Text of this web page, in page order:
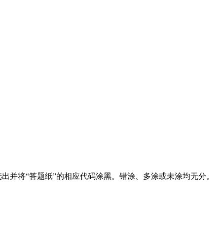
并将“答题纸”的相应代码涂黑。错涂、多涂或未涂均无分。